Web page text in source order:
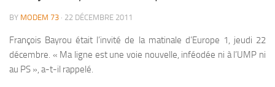
BY MODEM 73 · 22 DÉCEMBRE 2011
François Bayrou était l’invité de la matinale d’Europe 1, jeudi 22
décembre. « Ma ligne est une voie nouvelle, inféodée ni à l’UMP ni
au PS », a-t-il rappelé.